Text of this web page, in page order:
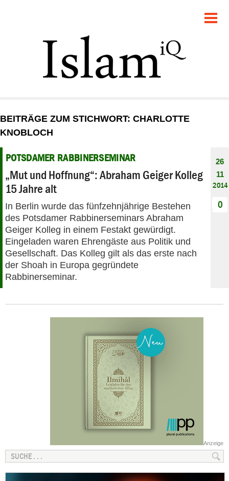
GESELLSCHAFT
STARTSEITE
DEBATTE
PANORAMA
BEITRÄGE ZUM STICHWORT: CHARLOTTE
KNOBLOCH
POTSDAMER RABBINERSEMINAR
„Mut und Hoffnung“: Abraham Geiger Kolleg
15 Jahre alt
In Berlin wurde das fünfzehnjährige Bestehen
des Potsdamer Rabbinerseminars Abraham
Geiger Kolleg in einem Festakt gewürdigt.
Eingeladen waren Ehrengäste aus Politik und
Gesellschaft. Das Kolleg gilt als das erste nach
der Shoah in Europa gegründete
Rabbinerseminar.
26
11
2014
0
Anzeige